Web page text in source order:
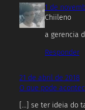
1 de
Chiileno
a gerencia
Responder
21 de abril de 2018
O que pode
[…] se ter ideia do